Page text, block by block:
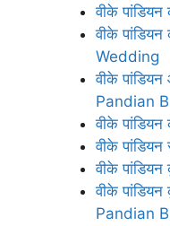
वीके
वीके
Wedding
वीके
Pandian
वीके पांडियन
वीके पांडियन
वीके पांडियन
वीके
Pandian